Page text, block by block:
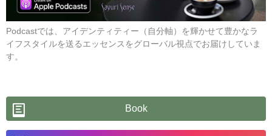
Podcastでは、アイデンティティー（自分軸）を輝かせて豊かなラ
イフスタイルを送るエッセンスをグローバル視点でお届けしていま
す。
Book